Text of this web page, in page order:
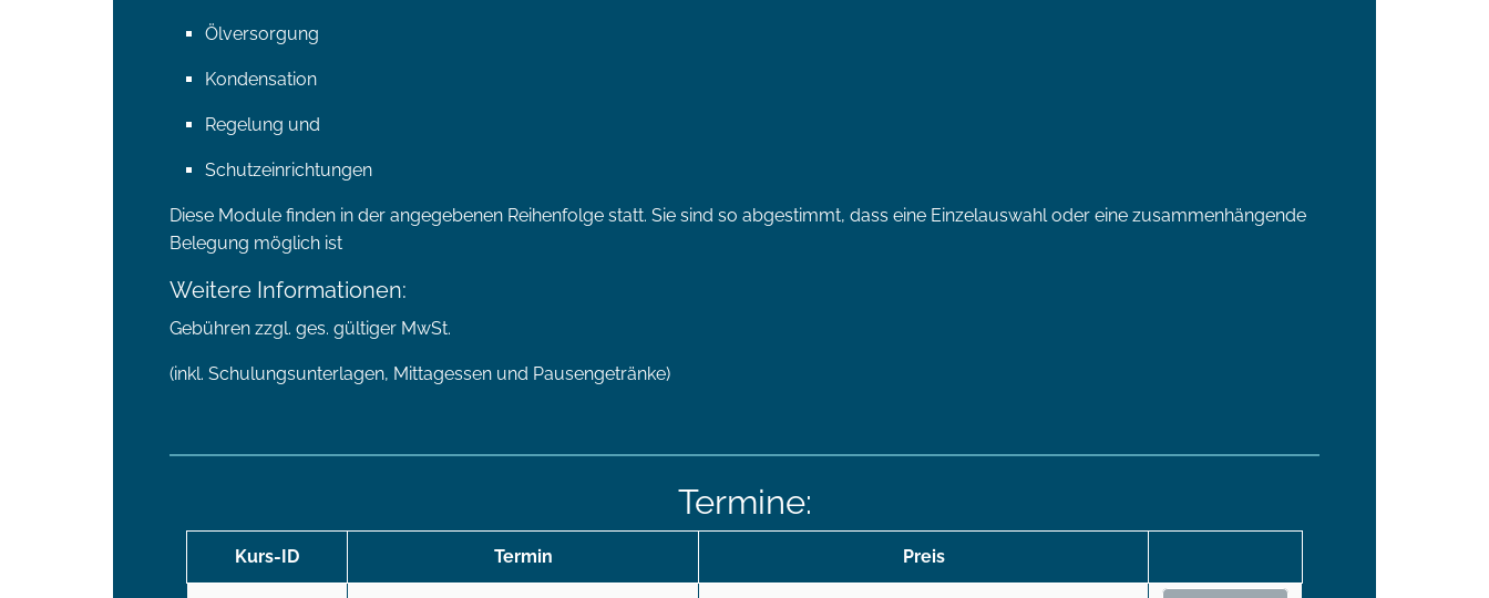
Ölversorgung
Kondensation
Regelung und
Schutzeinrichtungen
Diese Module finden in der angegebenen Reihenfolge statt. Sie sind so abgestimmt, dass eine Einzelauswahl oder eine zusammenhängende
Belegung möglich ist
Weitere Informationen:
Gebühren zzgl. ges. gültiger MwSt.
(inkl. Schulungsunterlagen, Mittagessen und Pausengetränke)
Termine:
Kurs-ID Termin Preis